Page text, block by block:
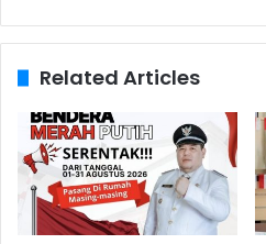
Related Articles